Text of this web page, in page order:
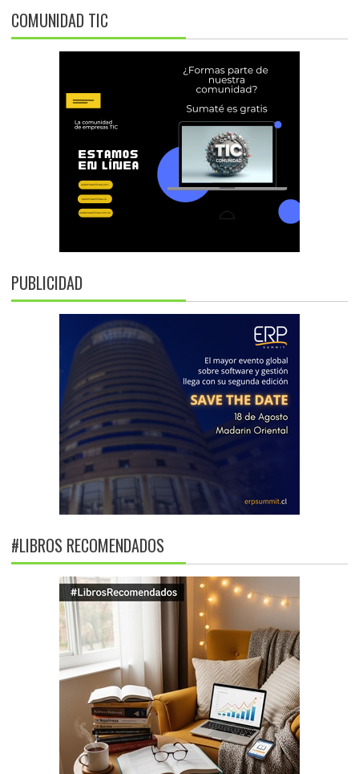
COMUNIDAD TIC
PUBLICIDAD
#LIBROS RECOMENDADOS